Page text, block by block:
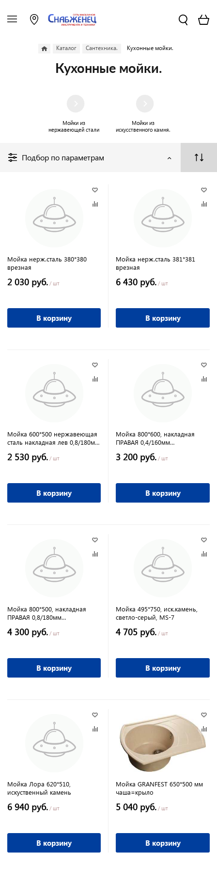
Каталог Сантехника. Кухонные мойки.
Кухонные мойки.
Мойки из
нержавеющей стали
Мойки из
искусственного камня.
Подбор по параметрам
Мойка нерж.сталь 380*380
врезная
2 030 руб. / шт
В корзину
Мойка нерж.сталь 381*381
врезная
6 430 руб. / шт
В корзину
Мойка 600*500 нержавеющая
сталь накладная лев 0,8/180мм
2 530 руб. / шт
В корзину
Мойка 800*600, накладная
ПРАВАЯ 0,4/160мм
R без сифона
3 200 руб. / шт
В корзину
Мойка 800*500, накладная
ПРАВАЯ 0,8/180мм
R
4 300 руб. / шт
В корзину
Мойка 495*750, иск.камень,
светло-серый, MS-7
4 705 руб. / шт
В корзину
Мойка Лора 620*510,
искуственный камень
6 940 руб. / шт
В корзину
Мойка GRANFEST 650*500 мм
чаша=крыло
5 040 руб. / шт
В корзину